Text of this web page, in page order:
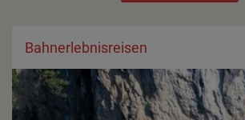
Bahnerlebnisreisen